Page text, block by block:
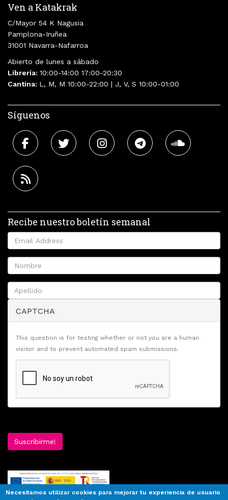
Ven a Katakrak
C/Mayor 54 K Nagusia
Pamplona-Iruñea
31001 Navarra-Nafarroa
Abierto de lunes a sábado
Librería: 10:00-14:00 17:00-20:30
Cantina: L, M, M 10:00-22:00 | J, V, S 10:00-01:00
Síguenos
Recibe nuestro boletín semanal
CAPTCHA
This question is for testing whether or not you are a human
visitor and to prevent automated spam submissions.
Suscribirme!
Necesitamos utilizar cookies para mejorar tu experiencia de usuario